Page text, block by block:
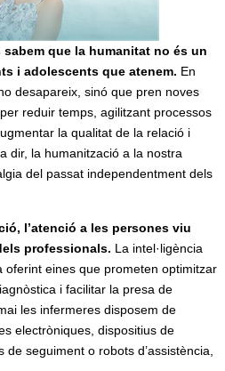
que la humanitat no és un
i adolescents que atenem. En
desapareix, sinó que pren noves
reduir temps, agilitzant processos
la qualitat de la relació i
dir, la humanització a la nostra
del passat independentment dels
l’atenció a les persones viu
professionals. La intel·ligència
oferint eines que prometen optimitzar
i facilitar la presa de
les infermeres disposem de
electròniques, dispositius de
seguiment o robots d’assistència,